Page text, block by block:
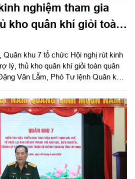
nghiệm tham gia
kho quân khí giỏi toàn
Quân khu 7 tổ chức Hội nghị rút kinh
lý, thủ kho quân khí giỏi toàn quân
Văn Lẫm, Phó Tư lệnh Quân khu
khu chủ trì hội nghị.